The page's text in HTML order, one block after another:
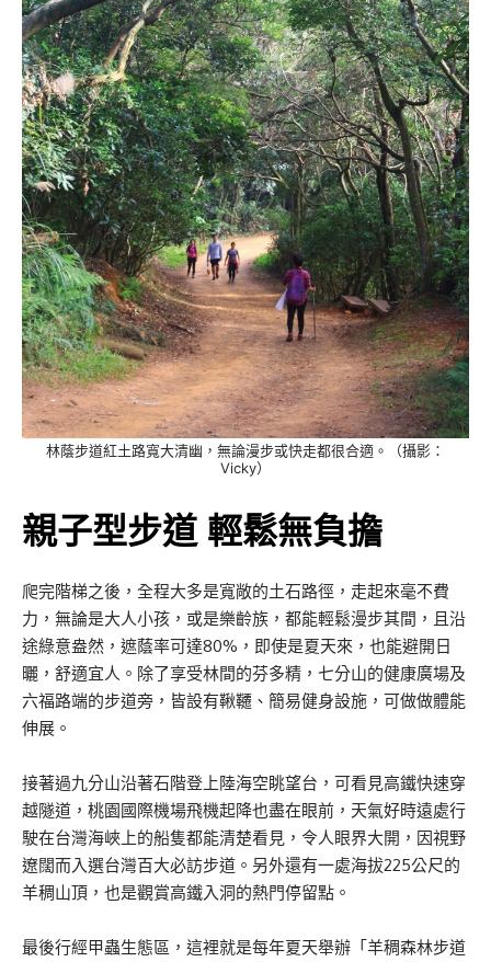
林蔭步道紅土路寬大清幽，無論漫步或快走都很合適。（攝影：
Vicky）
親子型步道 輕鬆無負擔
爬完階梯之後，全程大多是寬敞的土石路徑，走起來毫不費
力，無論是大人小孩，或是樂齡族，都能輕鬆漫步其間，且沿
途綠意盎然，遮蔭率可達80%，即使是夏天來，也能避開日
曬，舒適宜人。除了享受林間的芬多精，七分山的健康廣場及
六福路端的步道旁，皆設有鞦韆、簡易健身設施，可做做體能
伸展。
接著過九分山沿著石階登上陸海空眺望台，可看見高鐵快速穿
越隧道，桃園國際機場飛機起降也盡在眼前，天氣好時遠處行
駛在台灣海峽上的船隻都能清楚看見，令人眼界大開，因視野
遼闊而入選台灣百大必訪步道。另外還有一處海拔225公尺的
羊稠山頂，也是觀賞高鐵入洞的熱門停留點。
最後行經甲蟲生態區，這裡就是每年夏天舉辦「羊稠森林步道